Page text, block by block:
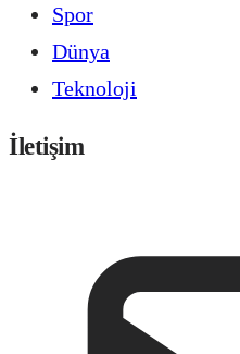
Spor
Dünya
Teknoloji
İletişim